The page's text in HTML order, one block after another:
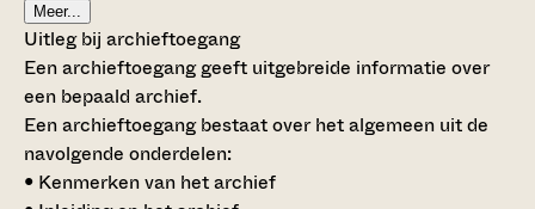
Meer...
Uitleg bij archieftoegang
Een archieftoegang geeft uitgebreide informatie over
een bepaald archief.
Een archieftoegang bestaat over het algemeen uit de
navolgende onderdelen:
• Kenmerken van het archief